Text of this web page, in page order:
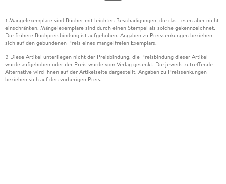
1 Mängelexemplare sind Bücher mit leichten Beschädigungen, die das Lesen aber nicht
einschränken. Mängelexemplare sind durch einen Stempel als solche gekennzeichnet.
Die frühere Buchpreisbindung ist aufgehoben. Angaben zu Preissenkungen beziehen
sich auf den gebundenen Preis eines mangelfreien Exemplars.
2 Diese Artikel unterliegen nicht der Preisbindung, die Preisbindung dieser Artikel
wurde aufgehoben oder der Preis wurde vom Verlag gesenkt. Die jeweils zutreffende
Alternative wird Ihnen auf der Artikelseite dargestellt. Angaben zu Preissenkungen
beziehen sich auf den vorherigen Preis.